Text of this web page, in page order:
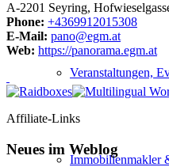
Veranstaltungen,
Immobilienmakler
A-2201 Seyring,
Phone: +4369912015308
E-Mail: pano@egm.at
Web: https://panorama.egm.at
Affiliate-Links
Neues im Weblog